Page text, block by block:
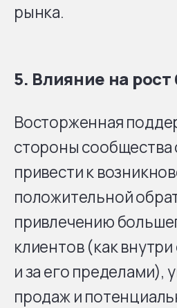
рынка.
5. Влияние на рост
Восторженная
стороны
привести к
положительной
привлечению
клиентов (как
и за его пределами),
продаж и